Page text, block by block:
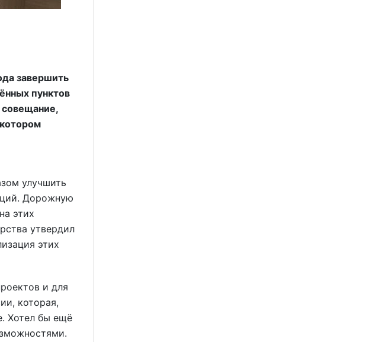
завершить
пунктов
улучшить
Дорожную
этих
утвердил
этих
и для
которая,
Хотел бы ещё